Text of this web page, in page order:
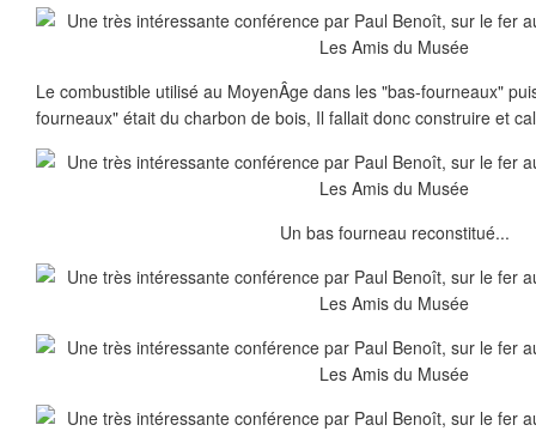
Le combustible utilisé au MoyenÂge dans les "bas-fourneaux"
fourneaux" était du charbon de bois, Il fallait donc construire et
Un bas fourneau reconstitué...